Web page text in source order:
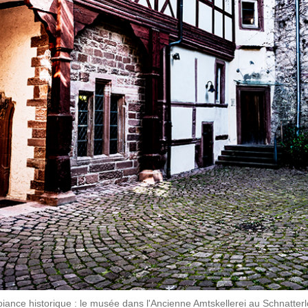
historique : le musée dans l'Ancienne Amtskellerei au